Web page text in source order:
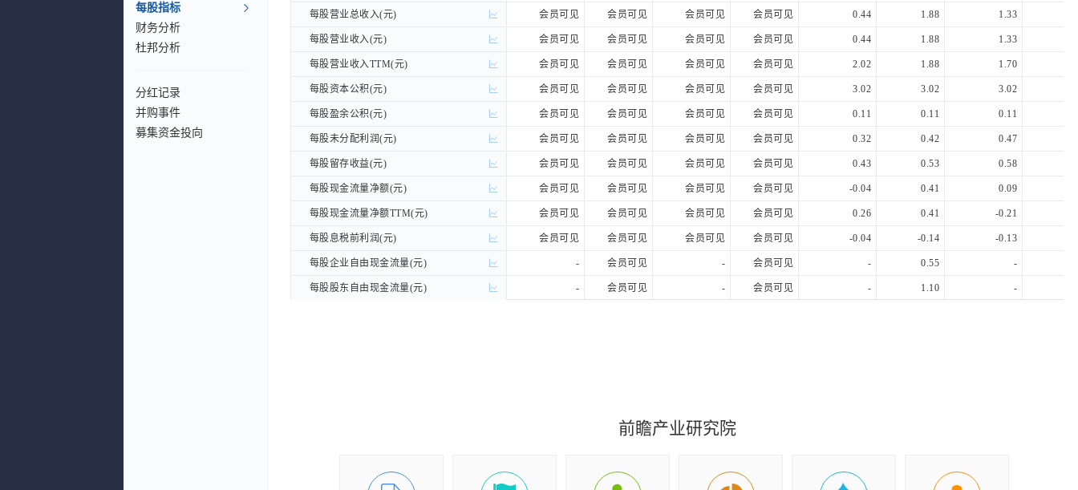
每股指标
财务分析
杜邦分析
分红记录
并购事件
募集资金投向
每股营业总收入(元) 会员可见 会员可见 会员可见 会员可见 0.44 1.88 1.33
每股营业收入(元) 会员可见 会员可见 会员可见 会员可见 0.44 1.88 1.33
每股营业收入TTM(元) 会员可见 会员可见 会员可见 会员可见 2.02 1.88 1.70
每股资本公积(元) 会员可见 会员可见 会员可见 会员可见 3.02 3.02 3.02
每股盈余公积(元) 会员可见 会员可见 会员可见 会员可见 0.11 0.11 0.11
每股未分配利润(元) 会员可见 会员可见 会员可见 会员可见 0.32 0.42 0.47
每股留存收益(元) 会员可见 会员可见 会员可见 会员可见 0.43 0.53 0.58
每股现金流量净额(元) 会员可见 会员可见 会员可见 会员可见 -0.04 0.41 0.09
每股现金流量净额TTM(元) 会员可见 会员可见 会员可见 会员可见 0.26 0.41 -0.21
每股息税前利润(元) 会员可见 会员可见 会员可见 会员可见 -0.04 -0.14 -0.13
每股企业自由现金流量(元) - 会员可见 - 会员可见 - 0.55 -
每股股东自由现金流量(元) - 会员可见 - 会员可见 - 1.10 -
每股营业总收入(元)
每股营业收入(元)
每股营业收入TTM(元)
每股资本公积(元)
每股盈余公积(元)
每股未分配利润(元)
每股留存收益(元)
每股现金流量净额(元)
每股现金流量净额TTM(元)
每股息税前利润(元)
每股企业自由现金流量(元)
每股股东自由现金流量(元)
前瞻产业研究院